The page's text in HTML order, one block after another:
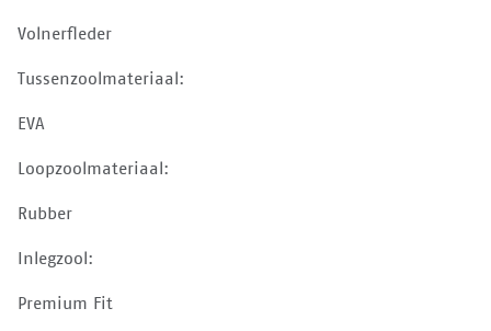
Volnerfleder
Tussenzoolmateriaal:
EVA
Loopzoolmateriaal:
Rubber
Inlegzool:
Premium Fit